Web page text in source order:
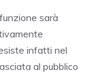
sarà
infatti nel
al pubblico